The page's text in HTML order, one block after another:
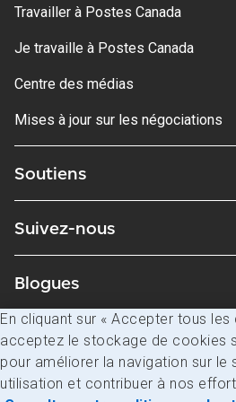
Travailler à Postes Canada
Je travaille à Postes Canada
Centre des médias
Mises à jour sur les négociations
Soutiens
Suivez-nous
Blogues
Avis juridiques
Confidentialité
En cliquant sur « Accepter tous les
acceptez le stockage de cookies
pour améliorer la navigation sur le
utilisation et contribuer à nos